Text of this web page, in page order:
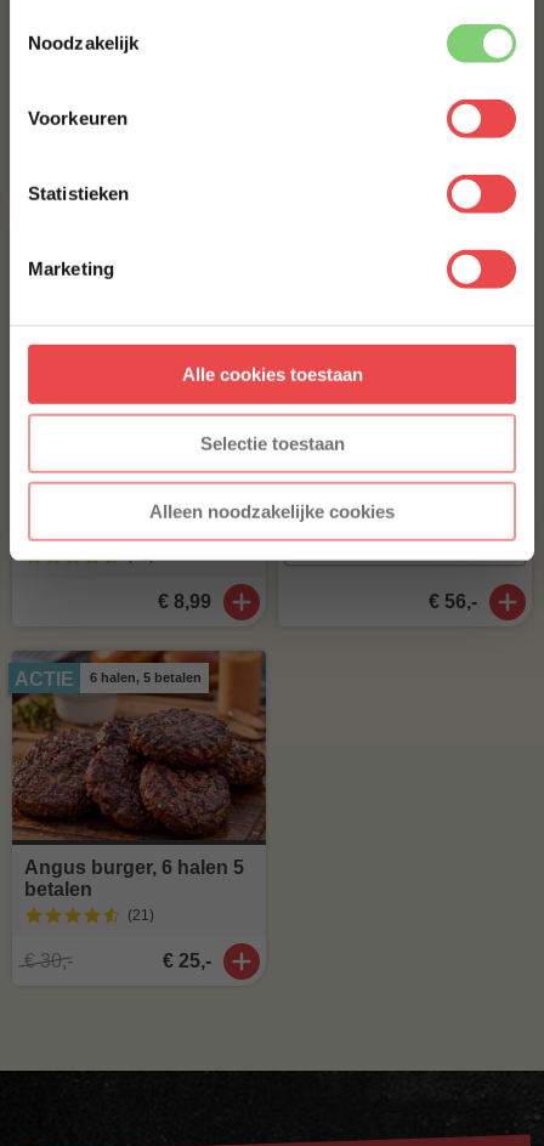
Noodzakelijk
Voorkeuren
Statistieken
Marketing
Alle cookies toestaan
Selectie toestaan
Alleen noodzakelijke cookies
Procureur
Varkensbuik zonder
€ 6,98
Jalapeño cheddar worst
€ 8,99
Picanha Tierno
(14)
€ 56,-
ACTIE 6 halen, 5 betalen
Angus burger, 6 halen 5
betalen
(21)
€ 30,- € 25,-
ACHTERNAAM
* Alleen voor nieuwe inschrijvers, korting niet geldig op reeds
afgeprijsde producten.